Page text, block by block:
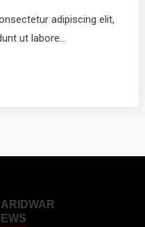
adipiscing elit,
ut labore…